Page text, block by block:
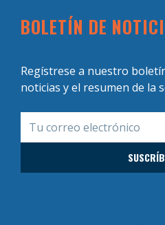
BOLETÍN DE
Regístrese a nuestro
noticias y el resumen de la